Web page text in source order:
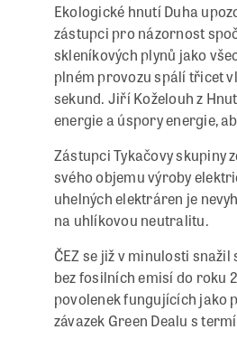
Ekologické hnutí Duha
zástupci pro názornost
skleníkových plynů jako
plném provozu spálí třicet
sekund. Jiří Koželouh z
energie a úspory energie,
Zástupci Tykačovy skupiny
svého objemu výroby
uhelných elektráren je
na uhlíkovou neutralitu.
ČEZ se již v minulosti
bez fosilních emisí do roku
povolenek fungujících jako
závazek Green Dealu s